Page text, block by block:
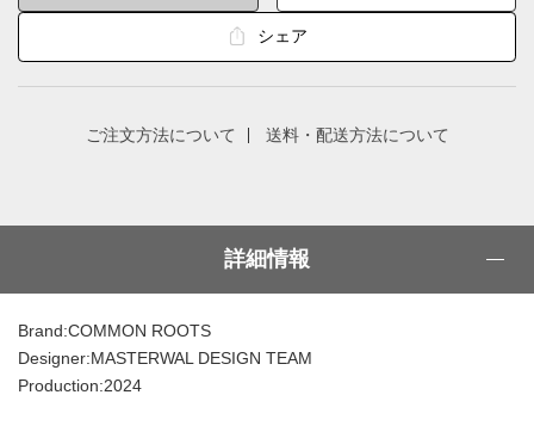
シェア
ご注文方法について 送料・配送方法について
詳細情報
Brand:COMMON ROOTS
Designer:MASTERWAL DESIGN TEAM
Production:2024